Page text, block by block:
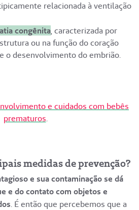
relacionada à ventilação
congênita, caracterizada por
ou na função do coração
o desenvolvimento do embrião.
e cuidados com bebês
prematuros.
medidas de prevenção?
e sua contaminação se dá
e do contato com objetos e
. É então que percebemos que a